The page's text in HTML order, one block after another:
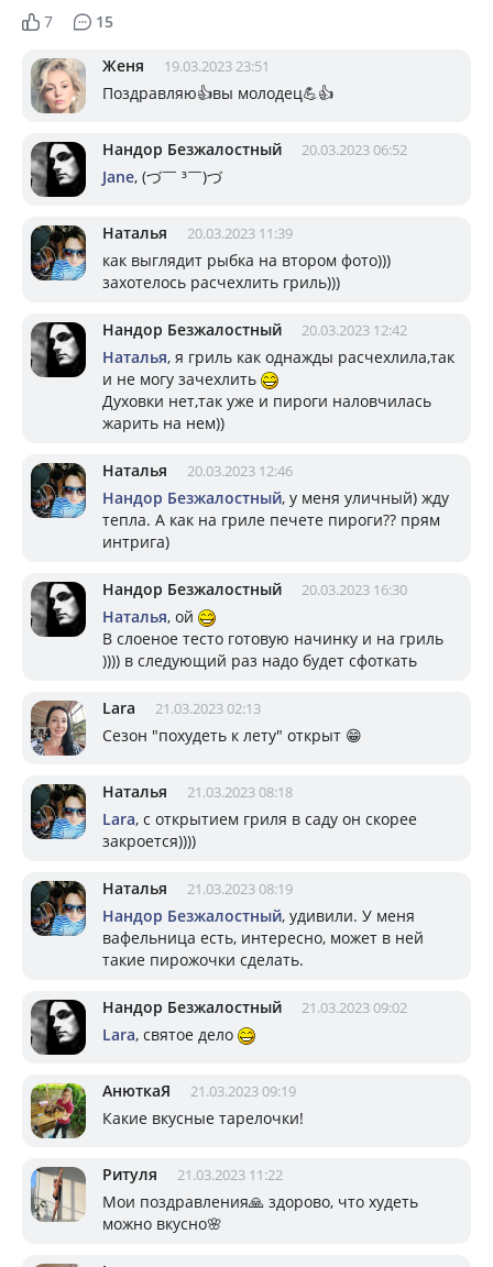
7
15
Женя 19.03.2023 23:51
Поздравляю👍вы молодец💪👍
Нандор Безжалостный 20.03.2023 06:52
Jane, (⁠づ⁠￣⁠ ⁠³⁠￣⁠)⁠づ
Наталья 20.03.2023 11:39
как выглядит рыбка на втором фото)))
захотелось расчехлить гриль)))
Нандор Безжалостный 20.03.2023 12:42
Наталья, я гриль как однажды расчехлила,так
и не могу зачехлить
Духовки нет,так уже и пироги наловчилась
жарить на нем))
Наталья 20.03.2023 12:46
Нандор Безжалостный, у меня уличный) жду
тепла. А как на гриле печете пироги?? прям
интрига)
Нандор Безжалостный 20.03.2023 16:30
Наталья, ой
В слоеное тесто готовую начинку и на гриль
)))) в следующий раз надо будет сфоткать
Lara 21.03.2023 02:13
Сезон "похудеть к лету" открыт 😁
Наталья 21.03.2023 08:18
Lara, с открытием гриля в саду он скорее
закроется))))
Наталья 21.03.2023 08:19
Нандор Безжалостный, удивили. У меня
вафельница есть, интересно, может в ней
такие пирожочки сделать.
Нандор Безжалостный 21.03.2023 09:02
Lara, святое дело
АнюткаЯ 21.03.2023 09:19
Какие вкусные тарелочки!
Ритуля 21.03.2023 11:22
Мои поздравления🙏 здорово, что худеть
можно вкусно🌸